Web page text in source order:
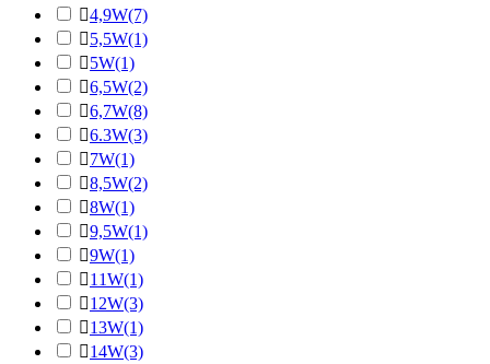
4,9W(7)
5,5W(1)
5W(1)
6,5W(2)
6,7W(8)
6.3W(3)
7W(1)
8,5W(2)
8W(1)
9,5W(1)
9W(1)
11W(1)
12W(3)
13W(1)
14W(3)